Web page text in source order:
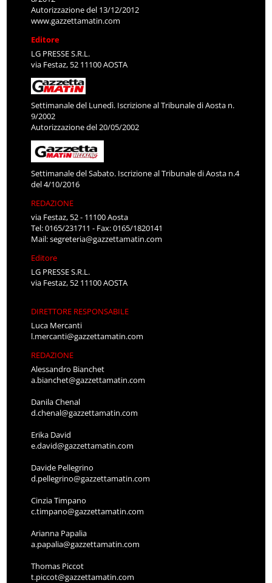
Autorizzazione del 13/12/2012
www.gazzettamatin.com
Editore
LG PRESSE S.R.L.
via Festaz, 52 11100 AOSTA
Settimanale del Lunedì. Iscrizione al Tribunale di Aosta n.
9/2002
Autorizzazione del 20/05/2002
Settimanale del Sabato. Iscrizione al Tribunale di Aosta n.4
del 4/10/2016
REDAZIONE
via Festaz, 52 - 11100 Aosta
Tel: 0165/231711 - Fax: 0165/1820141
Mail:segreteria@gazzettamatin.com
Editore
LG PRESSE S.R.L.
via Festaz, 52 11100 AOSTA
DIRETTORE RESPONSABILE
Luca Mercanti
l.mercanti@gazzettamatin.com
REDAZIONE
Alessandro Bianchet
a.bianchet@gazzettamatin.com
Danila Chenal
d.chenal@gazzettamatin.com
Erika David
e.david@gazzettamatin.com
Davide Pellegrino
d.pellegrino@gazzettamatin.com
Cinzia Timpano
c.timpano@gazzettamatin.com
Arianna Papalia
a.papalia@gazzettamatin.com
Thomas Piccot
t.piccot@gazzettamatin.com